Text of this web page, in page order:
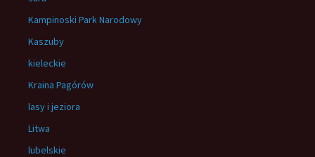
Kampinoski Park Narodowy
Kaszuby
kieleckie
Kraina Pagórów
lasy i jeziora
Litwa
lubelskie